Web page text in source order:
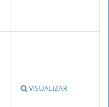
VISUALIZAR